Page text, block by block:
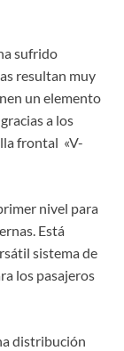
sufrido
resultan muy
un elemento
a los
frontal «V-
nivel para
Está
sistema de
los pasajeros
distribución